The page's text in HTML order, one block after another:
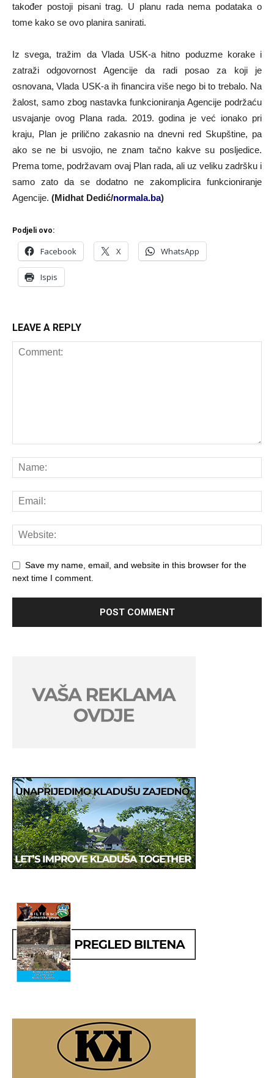
također postoji pisani trag. U planu rada nema podataka o
tome kako se ovo planira sanirati.
Iz svega, tražim da Vlada USK-a hitno poduzme korake i
zatraži odgovornost Agencije da radi posao za koji je
osnovana, Vlada USK-a ih financira više nego bi to trebalo. Na
žalost, samo zbog nastavka funkcioniranja Agencije podržaću
usvajanje ovog Plana rada. 2019. godina je već ionako pri
kraju, Plan je prilično zakasnio na dnevni red Skupštine, pa
ako se ne bi usvojio, ne znam tačno kakve su posljedice.
Prema tome, podržavam ovaj Plan rada, ali uz veliku zadršku i
samo zato da se dodatno ne zakomplicira funkcioniranje
Agencije. (Midhat Dedić/normala.ba)
Podjeli ovo:
Facebook X WhatsApp
Ispis
LEAVE A REPLY
Save my name, email, and website in this browser for the
next time I comment.